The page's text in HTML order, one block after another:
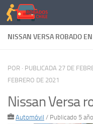
Saltar al contenido
NISSAN VERSA ROBADO
POR · PUBLICADA 27 DE
FEBRERO DE 2021
Nissan Versa
Automóvil / Publicado 5